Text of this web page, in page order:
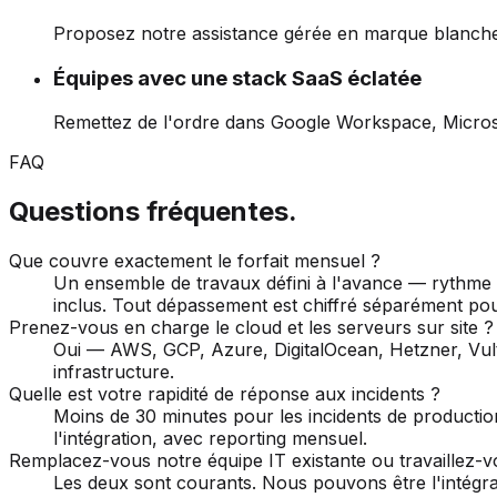
Proposez notre assistance gérée en marque
Équipes avec une stack SaaS éclatée
Remettez de l'ordre dans Google Workspace,
FAQ
Questions fréquentes.
Que couvre exactement le forfait mensuel ?
Un ensemble de travaux défini à l'avance —
inclus. Tout dépassement est chiffré séparément
Prenez-vous en charge le cloud et les serveurs sur site ?
Oui — AWS, GCP, Azure, DigitalOcean, Hetzner,
infrastructure.
Quelle est votre rapidité de réponse aux incidents ?
Moins de 30 minutes pour les incidents de
l'intégration, avec reporting mensuel.
Remplacez-vous notre équipe IT existante ou travaillez-
Les deux sont courants. Nous pouvons être